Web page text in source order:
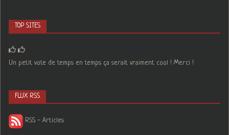
TOP SITES
Un petit vote de temps en temps ça serait vraiment cool ! Merci !
FLUX RSS
RSS - Articles